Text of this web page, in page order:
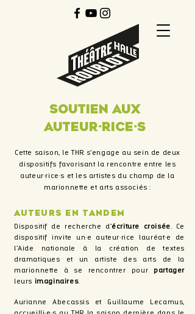
Soutien AUX
AUTEUR·RICE·S
Cette saison, le THR s’engage au sein de deux
dispositifs favorisant la rencontre entre les
auteur·rice·s et les artistes du champ de la
marionnette et arts associés :
Auteurs en tandem
Dispositif de recherche d’écriture croisée. Ce
dispositif invite un·e auteur·rice lauréat·e de
l’Aide nationale à la création de textes
dramatiques et un artiste des arts de la
marionnette à se rencontrer pour partager
leurs imaginaires.
Aurianne Abecassis et Guillaume Lecamus,